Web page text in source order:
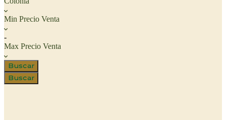
Min Precio Venta
-
Max Precio Venta
Buscar
Buscar